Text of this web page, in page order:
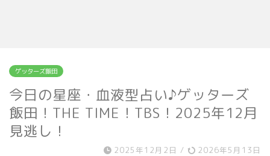
ゲッターズ飯田
今日の星座・血液型占い♪ゲッターズ
飯田！THE TIME！TBS！2025年12月
見逃し！
2025年12月2日 / 2026年5月13日